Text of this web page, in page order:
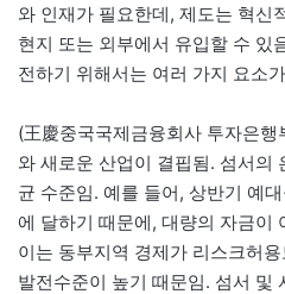
와 인재가 필요한데, 제도는 혁신
현지 또는 외부에서 유입할 수 있
전하기 위해서는 여러 가지 요소
(王慶중국국제금융회사 투자은
와 새로운 산업이 결핍됨. 섬서의
균 수준임. 예를 들어, 상반기 예
에 달하기 때문에, 대량의 자금이
이는 동부지역 경제가 리스크허
발전수준이 높기 때문임. 섬서 및